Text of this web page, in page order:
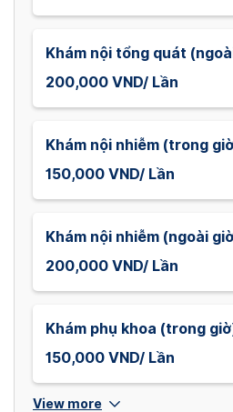
Khám nội tổng quát
200,000 VND/ Lần
Khám nội nhiễm (trong
150,000 VND/ Lần
Khám nội nhiễm (ngoài
200,000 VND/ Lần
Khám phụ khoa (trong
150,000 VND/ Lần
View more